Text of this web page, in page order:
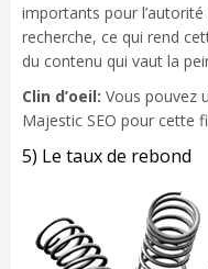
importants pour
recherche, ce qui rend
du contenu qui vaut la
Clin d’oeil: Vous pouvez
Majestic SEO pour cette
5) Le taux de rebond